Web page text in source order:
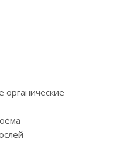
органические